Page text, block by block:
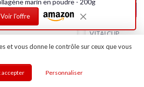
1 - 120 gélules
hydrolysé par dose
tendons,
cheveux
VITALCUP
Collagène
marin en poudre - 200g
Voir l'offre
et vous donne le contrôle sur ceux que vous
accepter Personnaliser